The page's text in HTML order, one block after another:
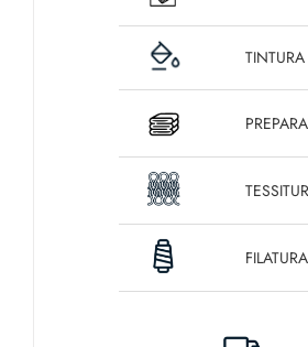
TINTURA
FILATURA